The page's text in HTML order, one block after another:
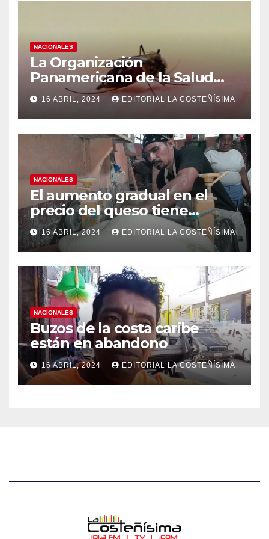
NACIONALES
La Organización
Panamericana de la Salud
(OPS), recomienda reforzar
medidas ante el aumento de
casos de dengue
16 ABRIL, 2024 EDITORIAL LA COSTEÑÍSIMA
NACIONALES
El aumento gradual en el
precio del queso tiene
efectos a las Panaderias
16 ABRIL, 2024 EDITORIAL LA COSTEÑÍSIMA
NACIONALES
Buzos de la costa caribe
están en abandono
16 ABRIL, 2024 EDITORIAL LA COSTEÑÍSIMA